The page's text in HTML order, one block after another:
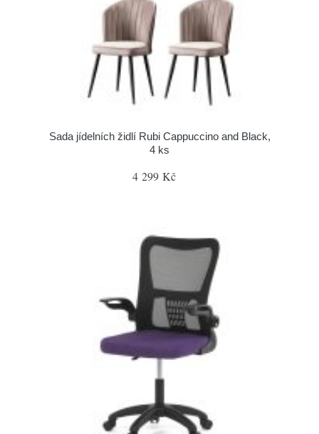
Sada jídelních židlí Rubi Cappuccino and Black,
4 ks
4 299 Kč